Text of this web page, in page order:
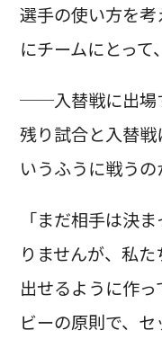
選手の使い方を
にチームにとって
──入替戦に出場
残り試合と入替
いうふうに戦うの
「まだ相手は決
りませんが、私
出せるように作
ビーの原則で、